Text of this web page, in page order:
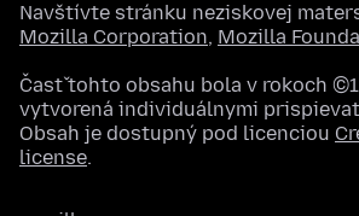
Navštívte stránku neziskovej
Mozilla Corporation, Mozilla
Časť tohto obsahu bola v rokoch
vytvorená individuálnymi
Obsah je dostupný pod licenciou
license.